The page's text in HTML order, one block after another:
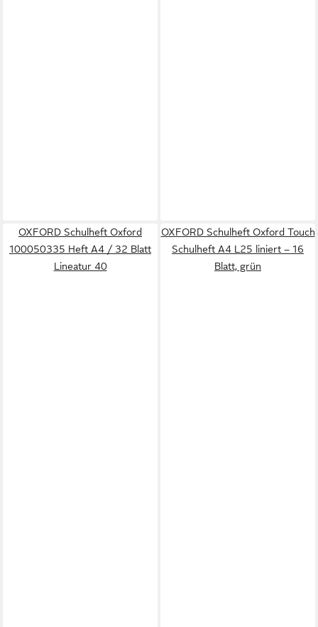
OXFORD Schulheft Oxford
100050335 Heft A4 / 32 Blatt
Lineatur 40
OXFORD Schulheft Oxford Touch
Schulheft A4 L25 liniert – 16
Blatt, grün